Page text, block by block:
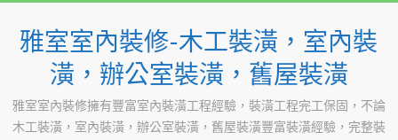
content
雅室室內裝修-木工裝潢，室內裝
潢，辦公室裝潢，舊屋裝潢
雅室室內裝修擁有豐富室內裝潢工程經驗，裝潢工程完工保固，不論
木工裝潢，室內裝潢，辦公室裝潢，舊屋裝潢豐富裝潢經驗，完整裝